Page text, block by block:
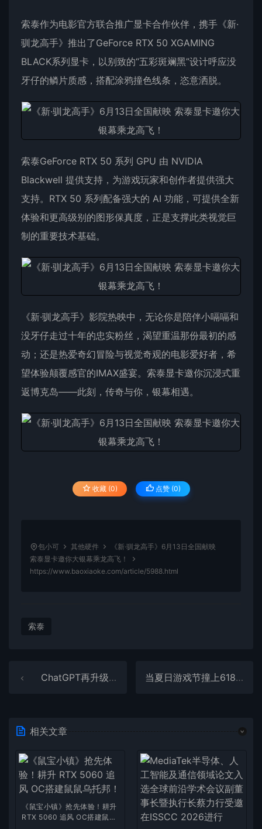
索泰作为电影官方联合推广显卡合作伙伴，携手《新·
驯龙高手》推出了GeForce RTX 50 XGAMING
BLACK系列显卡，以别致的“五彩斑斓黑”设计呼应没
牙仔的鳞片质感，搭配涂鸦撞色线条，恣意洒脱。
索泰GeForce RTX 50 系列 GPU 由 NVIDIA
Blackwell 提供支持，为游戏玩家和创作者提供强大
支持。RTX 50 系列配备强大的 AI 功能，可提供全新
体验和更高级别的图形保真度，正是支撑此类视觉巨
制的重要技术基础。
《新·驯龙高手》影院热映中，无论你是陪伴小嗝嗝和
没牙仔走过十年的忠实粉丝，渴望重温那份最初的感
动；还是热爱奇幻冒险与视觉奇观的电影爱好者，希
望体验颠覆感官的IMAX盛宴。索泰显卡邀你沉浸式重
返博克岛——此刻，传奇与你，银幕相遇。
收藏 (0) 点赞 (0)
包小可 其他硬件
《新·驯龙高手》6月13日全国献映
索泰显卡邀你大银幕乘龙高飞！
https://www.baoxiaoke.com/article/5988.html
索泰
ChatGPT再升级！新增语气表达与多语言翻译功能 当夏日游戏节撞上618大促 华硕B850主板必须入手
相关文章
《鼠宝小镇》抢先体验！耕升
RTX 5060 追风 OC搭建鼠鼠